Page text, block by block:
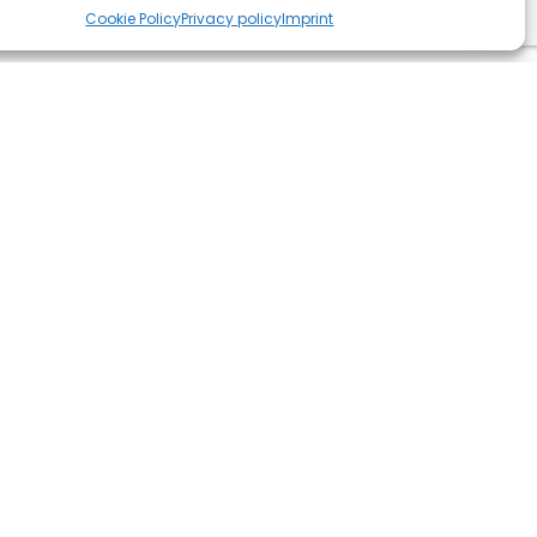
Cookie PolicyPrivacy policyImprint